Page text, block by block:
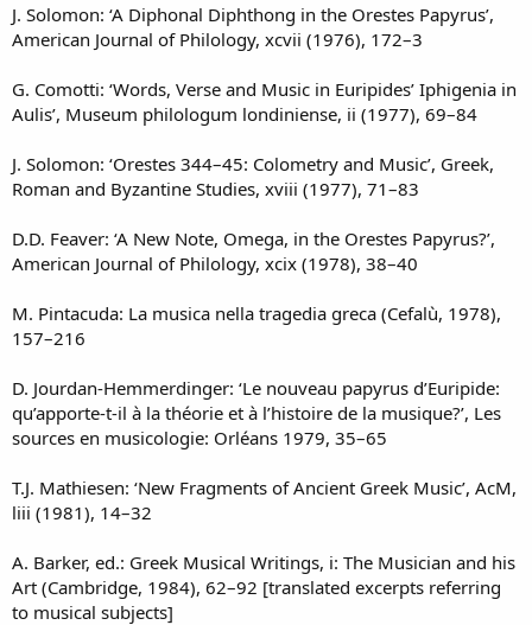
J. Solomon: ‘A Diphonal Diphthong in the Orestes Papyrus’,
American Journal of Philology, xcvii (1976), 172–3
G. Comotti: ‘Words, Verse and Music in Euripides’ Iphigenia in
Aulis’, Museum philologum londiniense, ii (1977), 69–84
J. Solomon: ‘Orestes 344–45: Colometry and Music’, Greek,
Roman and Byzantine Studies, xviii (1977), 71–83
D.D. Feaver: ‘A New Note, Omega, in the Orestes Papyrus?’,
American Journal of Philology, xcix (1978), 38–40
M. Pintacuda: La musica nella tragedia greca (Cefalù, 1978),
157–216
D. Jourdan-Hemmerdinger: ‘Le nouveau papyrus d’Euripide:
qu’apporte-t-il à la théorie et à l’histoire de la musique?’, Les
sources en musicologie: Orléans 1979, 35–65
T.J. Mathiesen: ‘New Fragments of Ancient Greek Music’, AcM,
liii (1981), 14–32
A. Barker, ed.: Greek Musical Writings, i: The Musician and his
Art (Cambridge, 1984), 62–92 [translated excerpts referring
to musical subjects]